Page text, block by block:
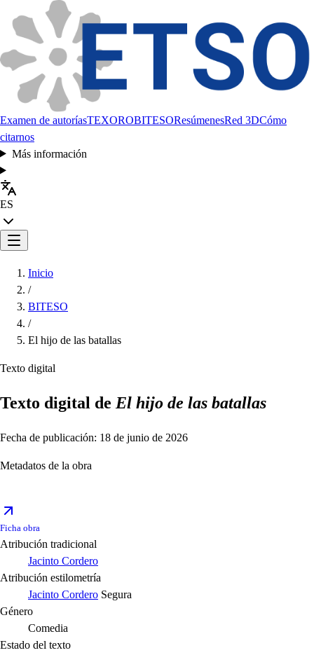
Examen de autoríasTEXOROBITESOResúmenesRed 3DCómo
citarnos
Más información
ES
Inicio
/
BITESO
/
El hijo de las batallas
Texto digital
Texto digital de El hijo de las batallas
Fecha de publicación: 18 de junio de 2026
Metadatos de la obra
Ficha obra
Atribución tradicional
Jacinto Cordero
Atribución estilometría
Jacinto Cordero Segura
Género
Comedia
Estado del texto